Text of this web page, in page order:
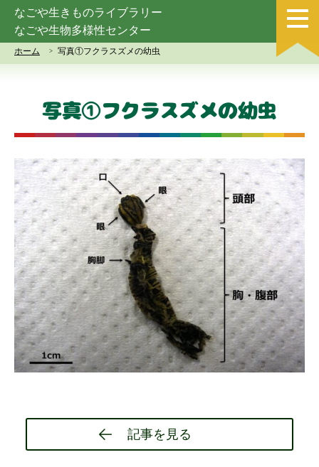
なごや生きものライブラリー
なごや生物多様性センター
ホーム 写真①フクラスズメの幼虫
写真①フクラスズメの幼虫
Post
navigation
記事を見る